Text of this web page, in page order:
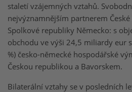
staletí vzájemných vztahů.
nejvýznamnějším partnerem
Spolkové republiky Německo: s
obchodu ve výši 24,5 miliardy eur
%) česko-německé hospodářské
Českou republikou a Bavorskem.
Bilaterální vztahy se v posledních